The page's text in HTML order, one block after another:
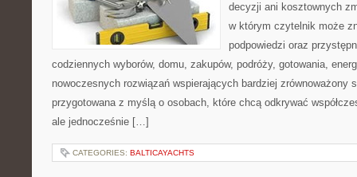
decyzji ani kosztownych
w którym czytelnik może
podpowiedzi oraz
codziennych wyborów, domu, zakupów, podróży, gotowania,
nowoczesnych rozwiązań wspierających bardziej zrównoważony
przygotowana z myślą o osobach, które chcą odkrywać
ale jednocześnie […]
CATEGORIES: BALTICAYACHTS